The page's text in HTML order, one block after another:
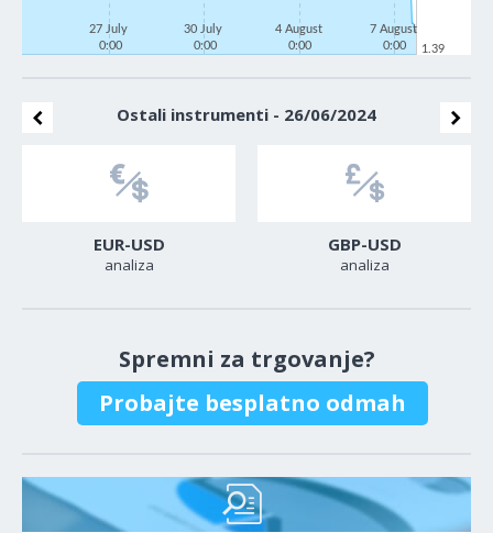
27 July
0:00
30 July
0:00
4 August
0:00
7 August
0:00
1.39
Ostali instrumenti - 26/06/2024
EUR-USD
analiza
GBP-USD
analiza
Spremni za trgovanje?
Probajte besplatno odmah